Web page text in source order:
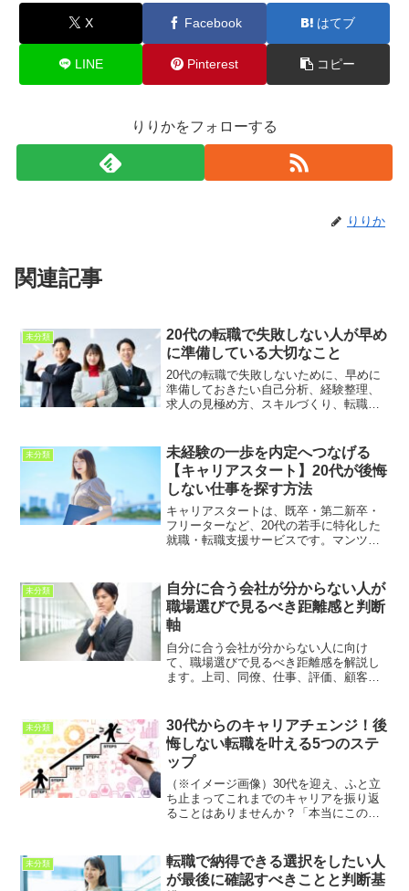
X Facebook はてブ
LINE Pinterest コピー
りりかをフォローする
りりか
関連記事
未分類
20代の転職で失敗しない人が早め
に準備している大切なこと
20代の転職で失敗しないために、早めに
準備しておきたい自己分析、経験整理、
求人の見極め方、スキルづくり、転職軸
未分類
未経験の一歩を内定へつなげる
【キャリアスタート】20代が後悔
しない仕事を探す方法
キャリアスタートは、既卒・第二新卒・
フリーターなど、20代の若手に特化した
就職・転職支援サービスです。マンツー
れるのが特徴。利用するメリットや注意
点、向いている人、相談前の準備を詳し
く解説します。
未分類
自分に合う会社が分からない人が
職場選びで見るべき距離感と判断
軸
自分に合う会社が分からない人に向け
て、職場選びで見るべき距離感を解説し
ます。上司、同僚、仕事、評価、顧客、
方を紹介します。
未分類
30代からのキャリアチェンジ！後
悔しない転職を叶える5つのステ
ップ
（※イメージ画像）30代を迎え、ふと立
ち止まってこれまでのキャリアを振り返
ることはありませんか？「本当にこのま
とした不安や、現状への物足りなさを感
じる方も少なくないでし...
未分類
転職で納得できる選択をしたい人
が最後に確認すべきことと判断基